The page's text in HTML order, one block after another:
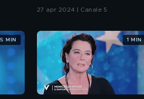
rapporto sul set"
27 apr 2024 | Canale 5
5 MIN 1 MIN